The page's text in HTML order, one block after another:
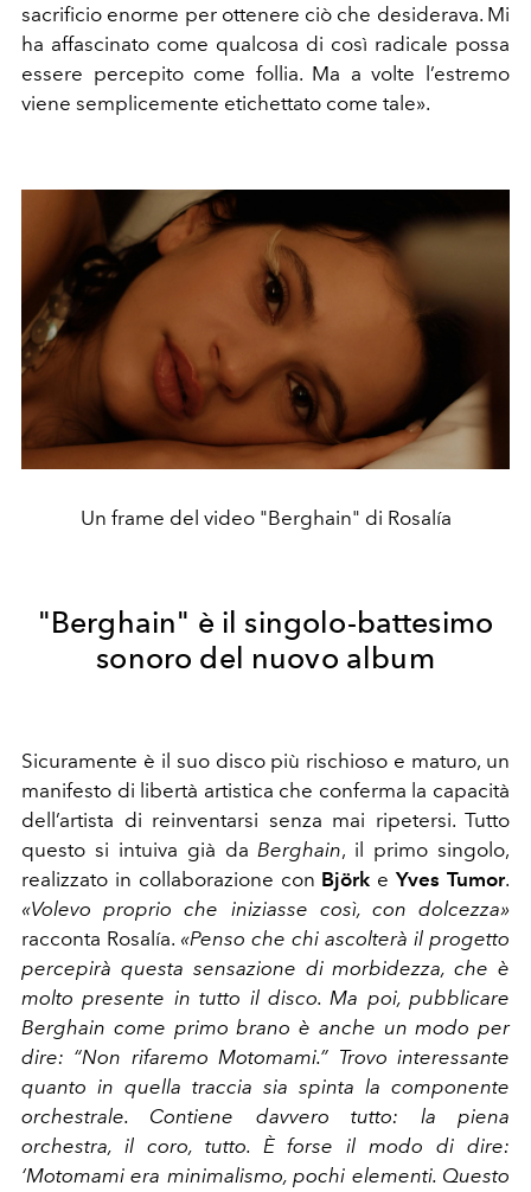
sacrificio enorme per ottenere ciò che desiderava. Mi
ha affascinato come qualcosa di così radicale possa
essere percepito come follia. Ma a volte l’estremo
viene semplicemente etichettato come tale».
Un frame del video "Berghain" di Rosalía
"Berghain" è il singolo-battesimo
sonoro del nuovo album
Sicuramente è il suo disco più rischioso e maturo, un
manifesto di libertà artistica che conferma la capacità
dell’artista di reinventarsi senza mai ripetersi. Tutto
questo si intuiva già daBerghain, il primo singolo,
realizzato in collaborazione con Björk eYves Tumor.
«Volevo proprio che iniziasse così, con dolcezza»
racconta Rosalía. «Penso che chi ascolterà il progetto
percepirà questa sensazione di morbidezza, che è
molto presente in tutto il disco. Ma poi, pubblicare
Berghain come primo brano è anche un modo per
dire: “Non rifaremo Motomami.” Trovo interessante
quanto in quella traccia sia spinta la componente
orchestrale. Contiene davvero tutto: la piena
orchestra, il coro, tutto. È forse il modo di dire:
‘Motomami era minimalismo, pochi elementi. Questo